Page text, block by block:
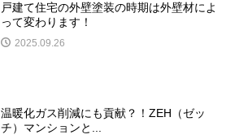
戸建て住宅の外壁塗装の時期は外壁材によ
って変わります！
2025.09.26
温暖化ガス削減にも貢献？！ZEH（ゼッ
チ）マンションと...